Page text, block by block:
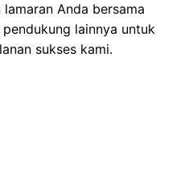
Anda bersama
lainnya untuk
sukses kami.